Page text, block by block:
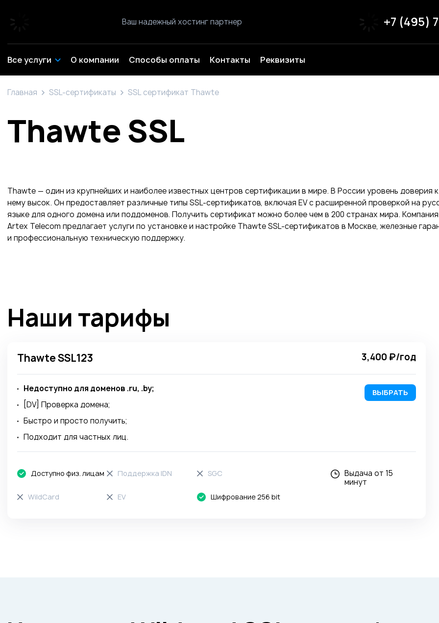
Ваш надежный хостинг партнер +7 (495)
Все услуги О компании Способы оплаты Контакты Реквизиты
Главная SSL-сертификаты SSL сертификат Thawte
Thawte SSL
Thawte — один из крупнейших и наиболее известных центров сертификации в мире. В России уровень доверия к
нему высок. Он предоставляет различные типы SSL-сертификатов, включая EV с расширенной проверкой на
языке для одного домена или поддоменов. Получить сертификат можно более чем в 200 странах мира. Компания
Artex Telecom предлагает услуги по установке и настройке Thawte SSL-сертификатов в Москве, железные
и профессиональную техническую поддержку.
Наши тарифы
Thawte SSL123 3,400 ₽/год
Недоступно для доменов .ru, .by;
[DV] Проверка домена;
Быстро и просто получить;
Подходит для частных лиц.
ВЫБРАТЬ
Доступно физ. лицам Поддержка IDN SGC
WildCard EV Шифрование 256 bit
Выдача от 15
минут